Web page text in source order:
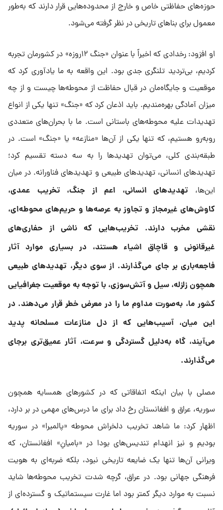
حوزه‌های حفاظتی خاص و خارج از محدوده‌هایی قرار دارند که به‌طور
معمول برای بناهای تاریخی در نظر گرفته می‌شود.
او افزود: رخدادی که اخیراً با عنوان «جنگ ۱۲روزه» در کشورمان تجربه
کردیم، بی‌تردید تلنگری جدی بود. این واقعه به ما یادآوری کرد که
موقعیت و جایگاه‌مان در قبال حفاظت از محوطه‌ها چیست و از چه
میزان آمادگی بهره‌مندیم. باید اذعان کرد که «جنگ» تنها یکی از انواع
تهدیدات علیه محوطه‌های باستانی است. ما با بحران‌های متعددی
روبه‌رو هستیم، که تنها یکی از آن‌ها «منازعه» یا «جنگ» است. در
طبقه‌بندی کلی، می‌توان تهدیدها را به سه دسته تقسیم کرد؛
تهدیدهای انسانی، تهدیدهای طبیعی و تهدیدهای فناورانه. در میان
این‌ها، تهدیدهای انسانی، اعم از جنگ، تخریب عمدی،
کاوش‌های غیرمجاز و تجاوز به عرصه‌ها و حریم‌های محوطه‌ای،
نقشی مخرب دارند. تخریب‌هایی که ناشی از حفاری‌های
غیرقانونی و قاچاق اشیاء هستند، در بسیاری موارد آثار
فاجعه‌باری بر جای می‌گذارند. از سوی دیگر، تهدیدهای طبیعی
همچون زلزله، سیل و آتش‌سوزی، با توجه به موقعیت جغرافیایی
کشور ما، به‌صورت مداوم ما را در معرض خطر قرار می‌دهند. در
این میان، آسیب‌هایی که از دل منازعات مسلحانه پدید
می‌آیند، گاه به‌دلیل گستردگی و سرعت، آثار عمیق‌تری برجای
می‌گذارند.
مصلی با بیان اینکه اتفاقاتی که در کشورهای همسایه همچون
سوریه، عراق و افغانستان رخ داد برای ما درس‌های مهمی در بر دارد،
اظهار کرد: ما شاهد تخریب دلخراش محوطه «پالمیرا» در سوریه
بودیم و نیز انهدام تندیس‌های بودا در «بامیانِ» افغانستان، که
ویرانی آن‌ها تنها یک ضایعه تاریخی نبود، بلکه ضربه‌ای به هویت
فرهنگی جهانی بود. در عراق، گرچه شدت تخریب محوطه‌ها شاید
نسبت به موارد دیگر کمتر بود اما غارت سیستماتیک و گسترده‌ای از